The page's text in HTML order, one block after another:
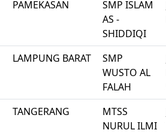
PAMEKASAN
SMP ISLAM
AS -
SHIDDIQI
LAMPUNG BARAT
SMP
WUSTO AL
FALAH
TANGERANG
MTSS
NURUL ILMI